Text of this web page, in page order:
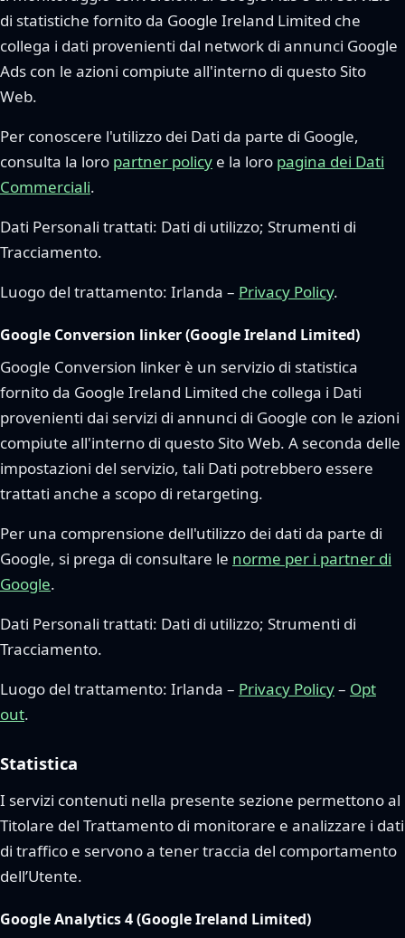
di statistiche fornito da Google Ireland Limited che
collega i dati provenienti dal network di annunci Google
Ads con le azioni compiute all'interno di questo Sito
Web.
Per conoscere l'utilizzo dei Dati da parte di Google,
consulta la loro partner policy e la loro pagina dei Dati
Commerciali.
Dati Personali trattati: Dati di utilizzo; Strumenti di
Tracciamento.
Luogo del trattamento: Irlanda – Privacy Policy.
Google Conversion linker (Google Ireland Limited)
Google Conversion linker è un servizio di statistica
fornito da Google Ireland Limited che collega i Dati
provenienti dai servizi di annunci di Google con le azioni
compiute all'interno di questo Sito Web. A seconda delle
impostazioni del servizio, tali Dati potrebbero essere
trattati anche a scopo di retargeting.
Per una comprensione dell'utilizzo dei dati da parte di
Google, si prega di consultare le norme per i partner di
Google.
Dati Personali trattati: Dati di utilizzo; Strumenti di
Tracciamento.
Luogo del trattamento: Irlanda – Privacy Policy– Opt
out.
Statistica
I servizi contenuti nella presente sezione permettono al
Titolare del Trattamento di monitorare e analizzare i dati
di traffico e servono a tener traccia del comportamento
dell’Utente.
Google Analytics 4 (Google Ireland Limited)